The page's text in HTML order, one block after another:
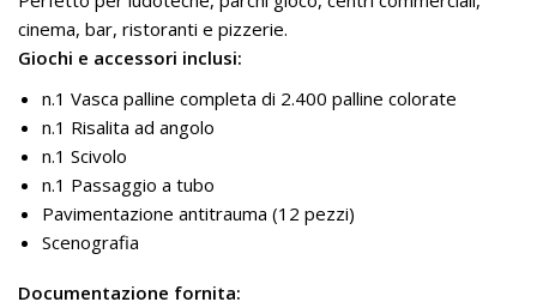
cinema, bar, ristoranti e pizzerie.
Giochi e accessori inclusi:
n.1 Vasca palline completa di 2.400 palline colorate
n.1 Risalita ad angolo
n.1 Scivolo
n.1 Passaggio a tubo
Pavimentazione antitrauma (12 pezzi)
Scenografia
Documentazione fornita: